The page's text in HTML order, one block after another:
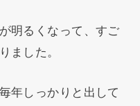
明るくなって、すご
ました。
年しっかりと出して